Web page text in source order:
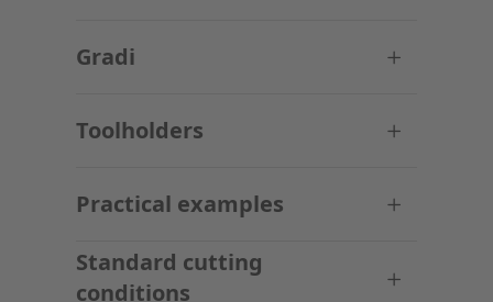
Gradi
Toolholders
Practical examples
Standard cutting
conditions